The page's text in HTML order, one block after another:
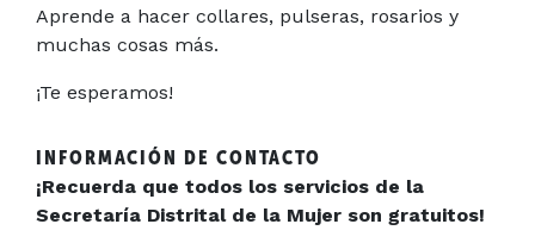
Aprende a hacer collares, pulseras, rosarios y
muchas cosas más.
¡Te esperamos!
INFORMACIÓN DE CONTACTO
¡Recuerda que todos los servicios de la
Secretaría Distrital de la Mujer son gratuitos!